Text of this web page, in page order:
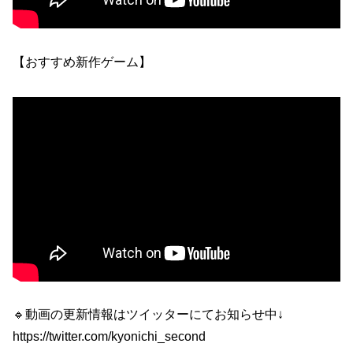
【おすすめ新作ゲーム】
🔹動画の更新情報はツイッターにてお知らせ中↓
https://twitter.com/kyonichi_second